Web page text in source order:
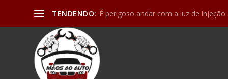
TENDENDO: Motor de partida (ou arranque) e os